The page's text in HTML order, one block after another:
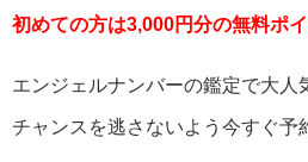
初めての方は3,000円分の無料ポ
エンジェルナンバーの鑑定で大人
チャンスを逃さないよう今すぐ予